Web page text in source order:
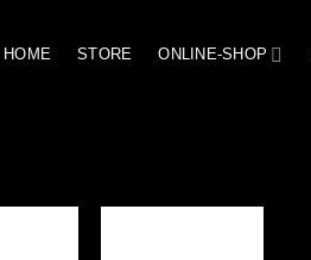
HOME STORE ONLINE-SHOP